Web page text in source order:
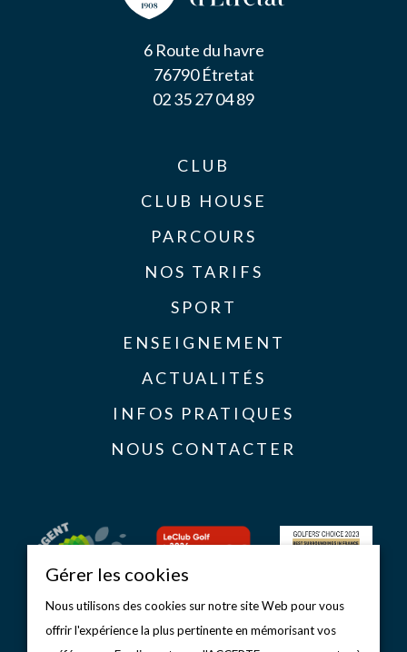
6 Route du havre
76790 Étretat
02 35 27 04 89
CLUB
CLUB HOUSE
PARCOURS
NOS TARIFS
SPORT
ENSEIGNEMENT
ACTUALITÉS
INFOS PRATIQUES
NOUS CONTACTER
Gérer les cookies
Nous utilisons des cookies sur notre site Web pour vous
offrir l'expérience la plus pertinente en mémorisant vos